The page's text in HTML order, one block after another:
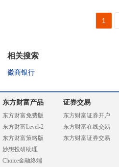
1
相关搜索
徽商银行
东方财富产品
东方财富免费版
东方财富Level-2
东方财富策略版
妙想投研助理
Choice金融终端
证券交易
东方财富证券开户
东方财富在线交易
东方财富证券交易